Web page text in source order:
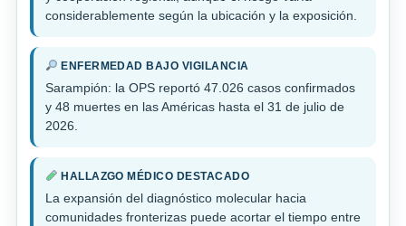
considerablemente según la ubicación y la exposición.
ENFERMEDAD BAJO VIGILANCIA
Sarampión: la OPS reportó 47.026 casos confirmados
y 48 muertes en las Américas hasta el 31 de julio de
2026.
HALLAZGO MÉDICO DESTACADO
La expansión del diagnóstico molecular hacia
comunidades fronterizas puede acortar el tiempo entre